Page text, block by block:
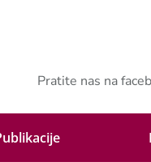
Pratite nas na